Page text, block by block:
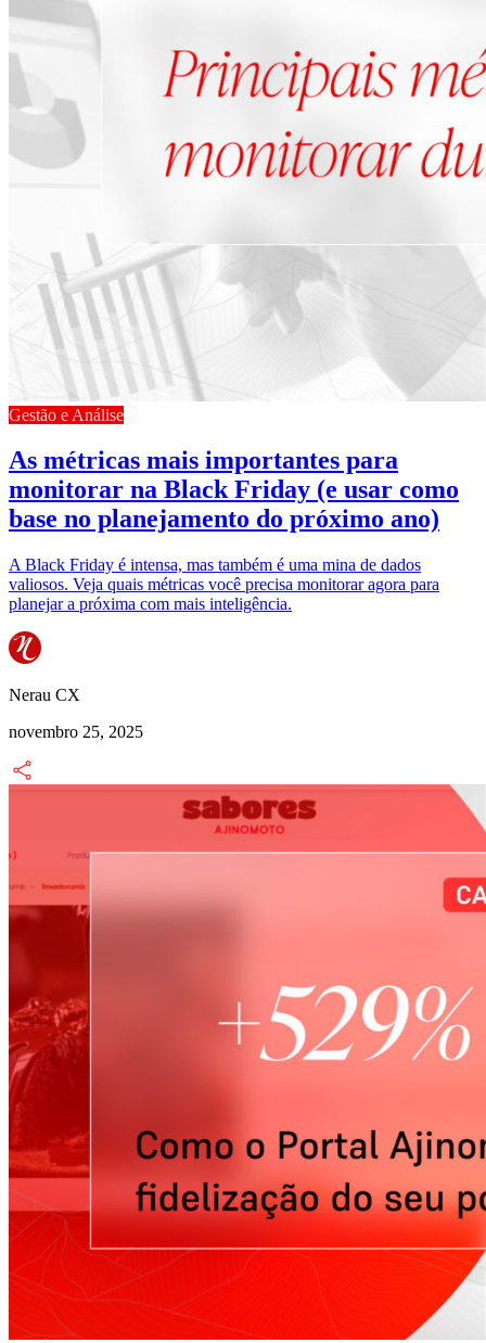
Gestão e Análise
As métricas mais importantes para
monitorar na Black Friday (e usar como
base no planejamento do próximo ano)
A Black Friday é intensa, mas também é uma mina de dados
valiosos. Veja quais métricas você precisa monitorar agora para
planejar a próxima com mais inteligência.
Nerau CX
novembro 25, 2025